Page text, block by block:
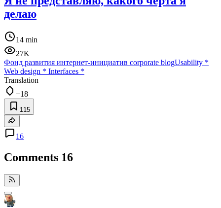
делаю
14 min
27K
Фонд развития интернет-инициатив corporate blogUsability *
Web design * Interfaces *
Translation
+18
115
16
Comments 16